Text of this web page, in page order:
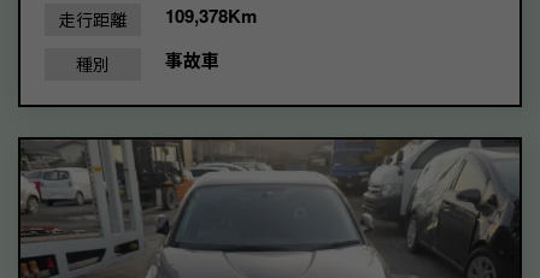
走行距離 109,378Km
種別 事故車